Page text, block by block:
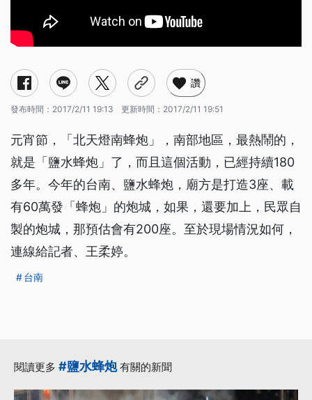
讚
發布時間： 2017/2/11 19:13 更新時間： 2017/2/11 19:51
元宵節，「北天燈南蜂炮」，南部地區，最熱鬧的，
就是「鹽水蜂炮」了，而且這個活動，已經持續180
多年。今年的台南、鹽水蜂炮，廟方是打造3座、載
有60萬發「蜂炮」的炮城，如果，還要加上，民眾自
製的炮城，那預估會有200座。至於現場情況如何，
連線給記者、王柔婷。
台南
閱讀更多 #鹽水蜂炮有關的新聞